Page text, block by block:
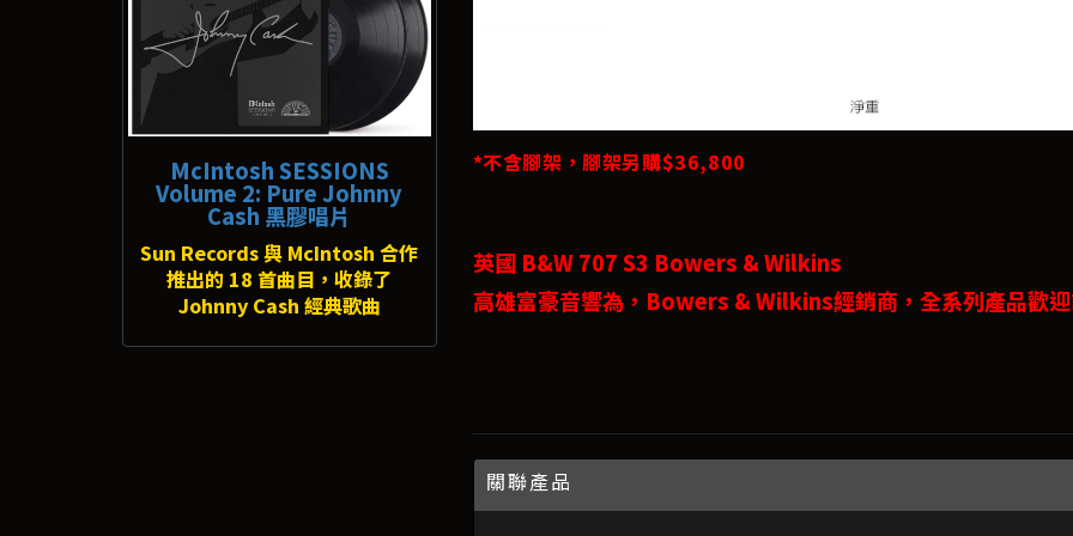
McIntosh SESSIONS
Volume 2: Pure Johnny
Cash 黑膠唱片
Sun Records 與 McIntosh 合作
推出的 18 首曲目，收錄了
Johnny Cash 經典歌曲
*不含腳架，腳架另購$36,800
英國 B&W 707 S3 Bowers & Wilkins
高雄富豪音響為，Bowers & Wilkins經銷商，全系列產品歡
關聯產品